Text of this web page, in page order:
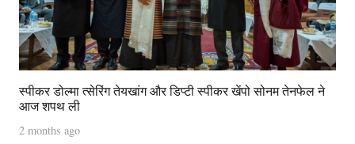
स्पीकर डोल्मा त्सेरिंग तेयखांग और डिप्टी स्पीकर खेंपो सोनम तेनफेल ने
आज शपथ ली
2 months ago